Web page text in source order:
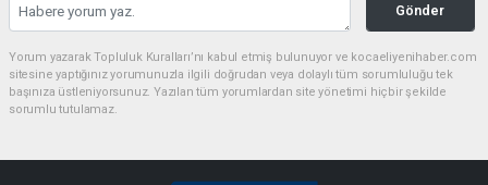
Gönder
Yorum yazarak Topluluk Kuralları’nı kabul etmiş bulunuyor ve kocaeliyenihaber.com
sitesine yaptığınız yorumunuzla ilgili doğrudan veya dolaylı tüm sorumluluğu tek
başınıza üstleniyorsunuz. Yazılan tüm yorumlardan site yönetimi hiçbir şekilde
sorumlu tutulamaz.